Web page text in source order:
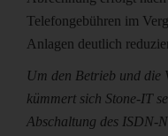
Telefongebühren im
Anlagen deutlich
Um den Betrieb und die
kümmert sich Stone-IT
Abschaltung des ISDN-